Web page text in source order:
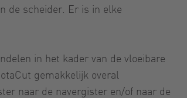
de scheider. Er is in elke
in het kader van de vloeibare
gemakkelijk overal
naar de navergister en/of naar de